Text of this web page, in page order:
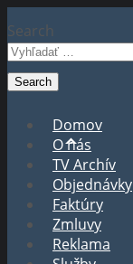
Search
Domov
O nás
TV Archív
Objednávky
Faktúry
Zmluvy
Reklama